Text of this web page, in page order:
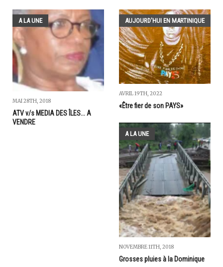
A LA UNE
MAI 28TH, 2018
ATV v/s MEDIA DES ÎLES... A
VENDRE
AUJOURD'HUI EN MARTINIQUE
AVRIL 19TH, 2022
«Être fier de son PAYS»
A LA UNE
NOVEMBRE 11TH, 2018
Grosses pluies à la Dominique